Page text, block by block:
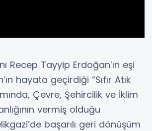
Recep Tayyip Erdoğan’ın eşi
hayata geçirdiği “Sıfır Atık
Çevre, Şehircilik ve İklim
vermiş olduğu
başarılı geri dönüşüm